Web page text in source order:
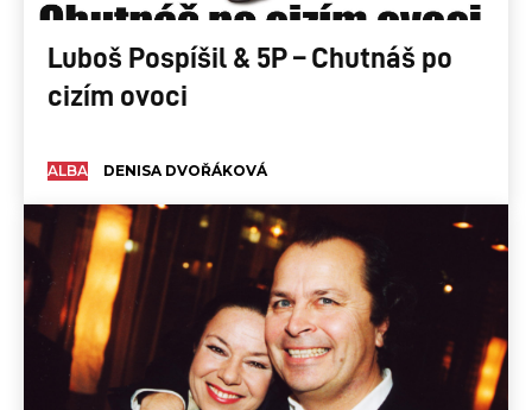
Luboš Pospíšil & 5P – Chutnáš po
cizím ovoci
ALBA DENISA DVOŘÁKOVÁ